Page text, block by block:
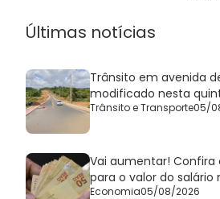
Últimas notícias
Trânsito em avenida
modificado nesta
Trânsito e Transporte05/
Vai aumentar! Confira
para o valor do salário
Economia05/08/2026